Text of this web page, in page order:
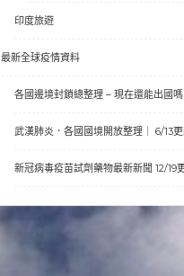
印度旅遊
最新全球疫情資料
各國邊境封鎖總整理 – 現在還能出國嗎
武漢肺炎．各國國境開放整理｜ 6/13
新冠病毒疫苗試劑藥物最新新聞 12/19